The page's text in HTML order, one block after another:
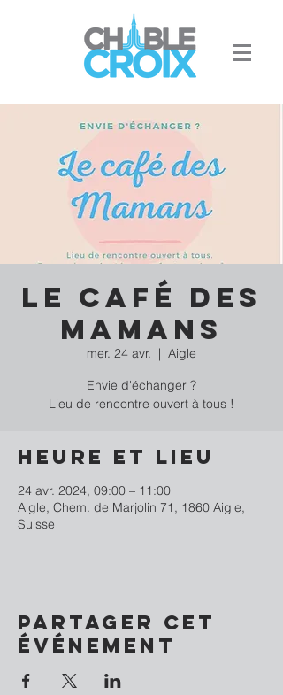
Le Café des
Mamans
mer. 24 avr.
  |
Aigle
Envie d'échanger ?
Lieu de rencontre ouvert à tous !
Heure et lieu
24 avr. 2024, 09:00 – 11:00
Aigle, Chem. de Marjolin 71, 1860 Aigle,
Suisse
Partager cet
événement